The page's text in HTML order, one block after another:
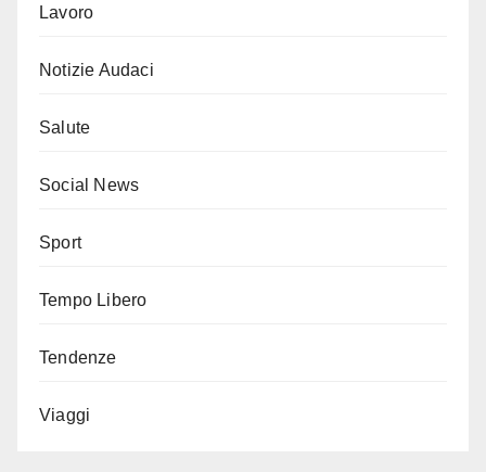
Lavoro
Notizie Audaci
Salute
Social News
Sport
Tempo Libero
Tendenze
Viaggi